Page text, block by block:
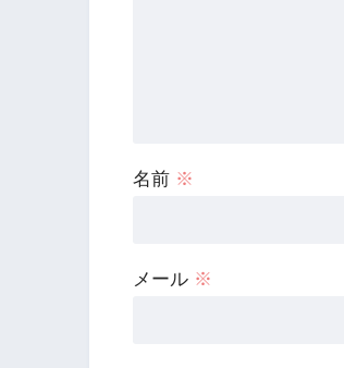
名前 ※
メール ※